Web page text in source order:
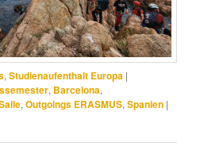
,Studienaufenthalt Europa |
, Barcelona,
,Outgoings ERASMUS,Spanien |